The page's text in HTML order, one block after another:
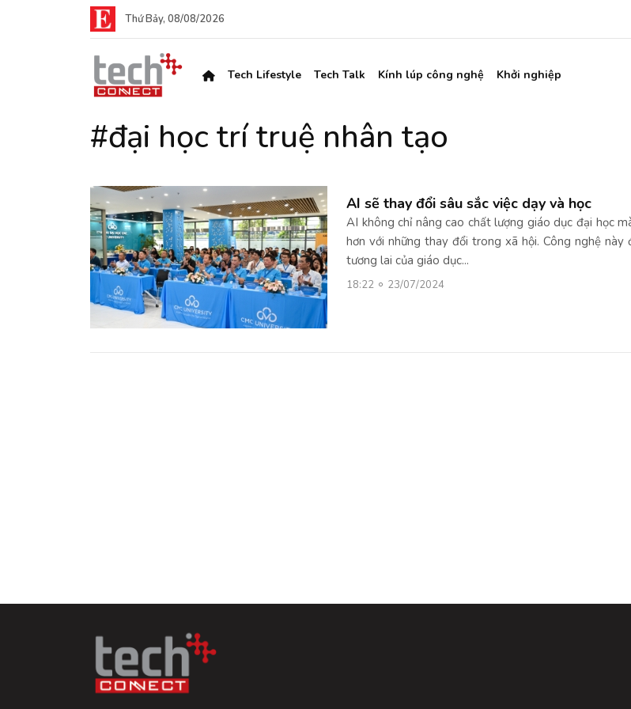
Thứ Bảy, 08/08/2026
Tech Lifestyle Tech Talk Kính lúp công nghệ Khởi nghiệp
#đại học trí truệ nhân tạo
AI sẽ thay đổi sâu sắc việc dạy và học
AI không chỉ nâng cao chất lượng giáo dục đại học
hơn với những thay đổi trong xã hội. Công nghệ
tương lai của giáo dục...
18:22 23/07/2024